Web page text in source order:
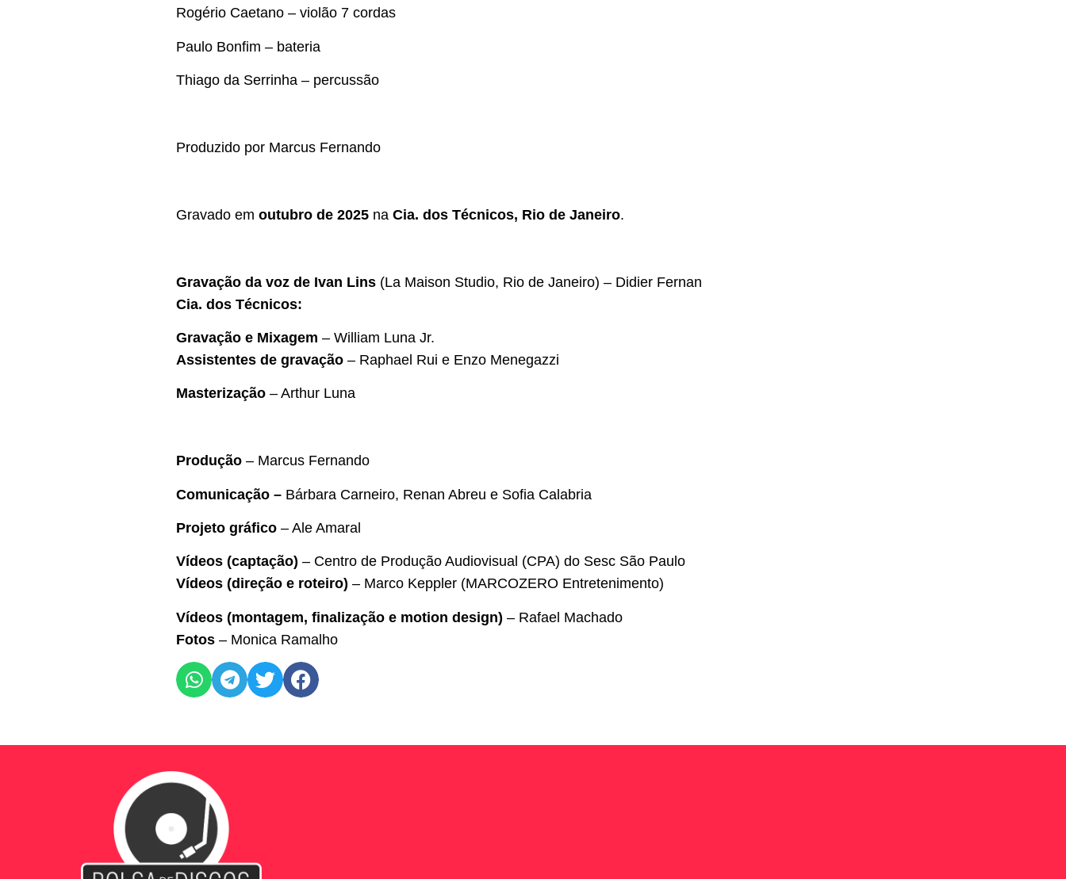
Rogério Caetano – violão 7 cordas
Paulo Bonfim – bateria
Thiago da Serrinha – percussão
Produzido por Marcus Fernando
Gravado em outubro de 2025 na Cia. dos Técnicos, Rio de Janeiro.
Gravação da voz de Ivan Lins (La Maison Studio, Rio de Janeiro) – Didier Fernan
Cia. dos Técnicos:
Gravação e Mixagem – William Luna Jr.
Assistentes de gravação – Raphael Rui e Enzo Menegazzi
Masterização – Arthur Luna
Produção – Marcus Fernando
Comunicação – Bárbara Carneiro, Renan Abreu e Sofia Calabria
Projeto gráfico – Ale Amaral
Vídeos (captação) – Centro de Produção Audiovisual (CPA) do Sesc São Paulo
Vídeos (direção e roteiro) – Marco Keppler (MARCOZERO Entretenimento)
Vídeos (montagem, finalização e motion design) – Rafael Machado
Fotos – Monica Ramalho